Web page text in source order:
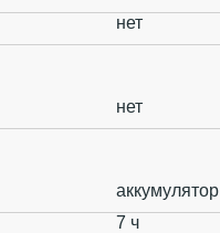
нет
нет
аккумулятор
7 ч